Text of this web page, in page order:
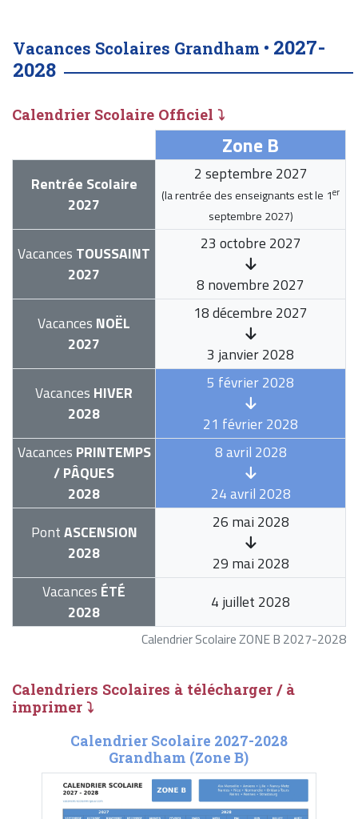
Vacances Scolaires Grandham • 2027-
2028
Calendrier Scolaire Officiel ⤵
Calendrier Scolaire ZONE B 2027-2028
Zone B
Rentrée Scolaire
2027
2 septembre 2027
(la rentrée des enseignants est le 1er
septembre 2027)
Vacances TOUSSAINT
2027
23 octobre 2027
8 novembre 2027
Vacances NOËL
2027
18 décembre 2027
3 janvier 2028
Vacances HIVER
2028
5 février 2028
21 février 2028
Vacances PRINTEMPS
/ PÂQUES
2028
8 avril 2028
24 avril 2028
PontASCENSION
2028
26 mai 2028
29 mai 2028
Vacances ÉTÉ
2028
4 juillet 2028
Calendriers Scolaires à télécharger / à
imprimer ⤵
Calendrier Scolaire 2027-2028
Grandham (Zone B)